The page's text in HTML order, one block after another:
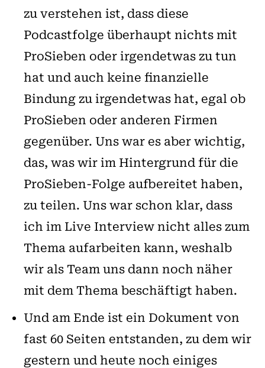
zu verstehen ist, dass diese
Podcastfolge überhaupt nichts mit
ProSieben oder irgendetwas zu tun
hat und auch keine finanzielle
Bindung zu irgendetwas hat, egal ob
ProSieben oder anderen Firmen
gegenüber. Uns war es aber wichtig,
das, was wir im Hintergrund für die
ProSieben-Folge aufbereitet haben,
zu teilen. Uns war schon klar, dass
ich im Live Interview nicht alles zum
Thema aufarbeiten kann, weshalb
wir als Team uns dann noch näher
mit dem Thema beschäftigt haben.
Und am Ende ist ein Dokument von
fast 60 Seiten entstanden, zu dem wir
gestern und heute noch einiges